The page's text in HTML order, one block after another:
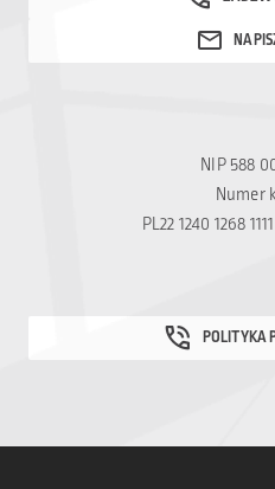
NIP 588
Numer
PL22 1240 1268